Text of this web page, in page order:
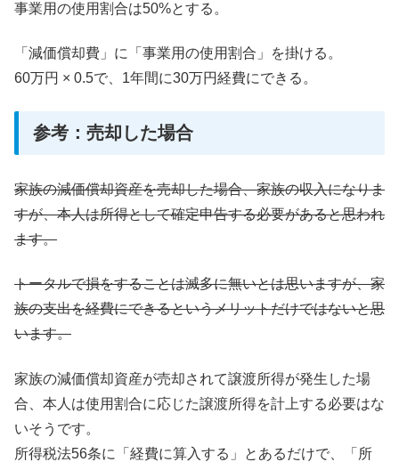
事業用の使用割合は50%とする。
「減価償却費」に「事業用の使用割合」を掛ける。
60万円 × 0.5で、1年間に30万円経費にできる。
参考：売却した場合
家族の減価償却資産を売却した場合、家族の収入になりま
すが、本人は所得として確定申告する必要があると思われ
ます。
トータルで損をすることは滅多に無いとは思いますが、家
族の支出を経費にできるというメリットだけではないと思
います。
家族の減価償却資産が売却されて譲渡所得が発生した場
合、本人は使用割合に応じた譲渡所得を計上する必要はな
いそうです。
所得税法56条に「経費に算入する」とあるだけで、「所